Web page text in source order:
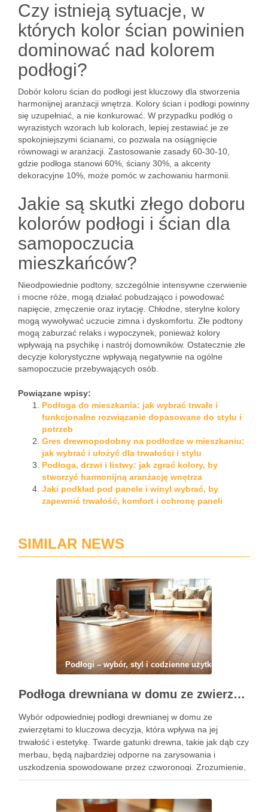
Czy istnieją sytuacje, w
których kolor ścian powinien
dominować nad kolorem
podłogi?
Dobór koloru ścian do podłogi jest kluczowy dla stworzenia
harmonijnej aranżacji wnętrza. Kolory ścian i podłogi powinny
się uzupełniać, a nie konkurować. W przypadku podłóg o
wyrazistych wzorach lub kolorach, lepiej zestawiać je ze
spokojniejszymi ścianami, co pozwala na osiągnięcie
równowagi w aranżacji. Zastosowanie zasady 60-30-10,
gdzie podłoga stanowi 60%, ściany 30%, a akcenty
dekoracyjne 10%, może pomóc w zachowaniu harmonii.
Jakie są skutki złego doboru
kolorów podłogi i ścian dla
samopoczucia
mieszkańców?
Nieodpowiednie podtony, szczególnie intensywne czerwienie
i mocne róże, mogą działać pobudzająco i powodować
napięcie, zmęczenie oraz irytację. Chłodne, sterylne kolory
mogą wywoływać uczucie zimna i dyskomfortu. Złe podtony
mogą zaburzać relaks i wypoczynek, ponieważ kolory
wpływają na psychikę i nastrój domowników. Ostatecznie złe
decyzje kolorystyczne wpływają negatywnie na ogólne
samopoczucie przebywających osób.
Powiązane wpisy:
Podłoga do mieszkania: jak wybrać trwałe i
funkcjonalne rozwiązanie dopasowane do stylu i
potrzeb
Gres drewnopodobny na podłodze w mieszkaniu:
jak wybrać i ułożyć dla trwałości i stylu
Podłoga, drzwi i listwy: jak zgrać kolory, by
stworzyć harmonijną aranżację wnętrza
Jaki podkład pod panele i winyl wybrać, by
zapewnić trwałość, komfort i ochronę paneli
SIMILAR NEWS
Podłogi – wybór, styl i codzienne użytkowanie
Podłoga drewniana w domu ze zwierzętami: jak wybrać, zabezpieczyć i pielęgnować na co dzień
Wybór odpowiedniej podłogi drewnianej w domu ze
zwierzętami to kluczowa decyzja, która wpływa na jej
trwałość i estetykę. Twarde gatunki drewna, takie jak dąb czy
merbau, będą najbardziej odporne na zarysowania i
uszkodzenia spowodowane przez czworonogi. Zrozumienie,
jakie metody zabezpieczeń i pielęgnacji są skuteczne,